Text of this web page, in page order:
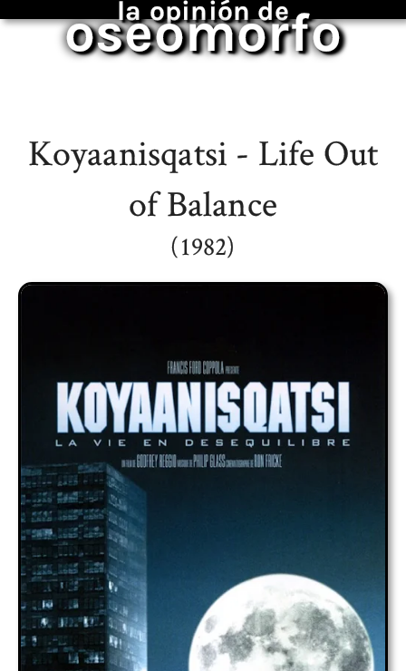
la opinión de
oseomorfo
Koyaanisqatsi - Life Out
of Balance
(1982)